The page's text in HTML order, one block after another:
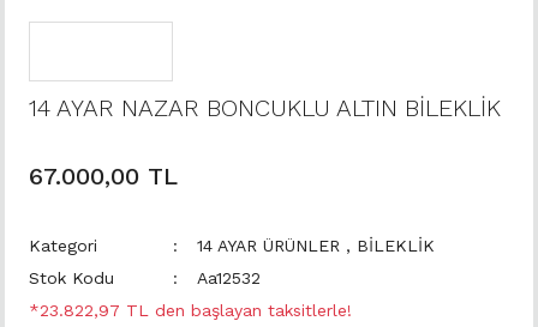
14 AYAR NAZAR BONCUKLU ALTIN BİLEKLİK
67.000,00 TL
Kategori 14 AYAR ÜRÜNLER , BİLEKLİK
Stok Kodu
Aa12532
*23.822,97 TL den başlayan taksitlerle!